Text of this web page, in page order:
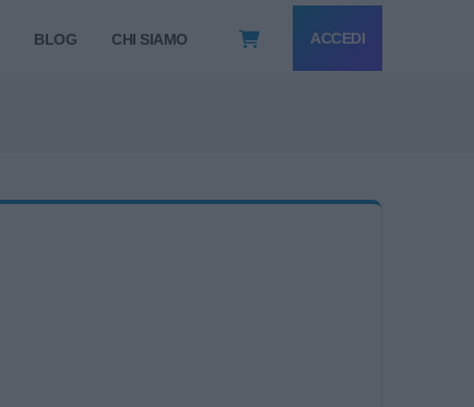
BLOG CHI SIAMO ACCEDI